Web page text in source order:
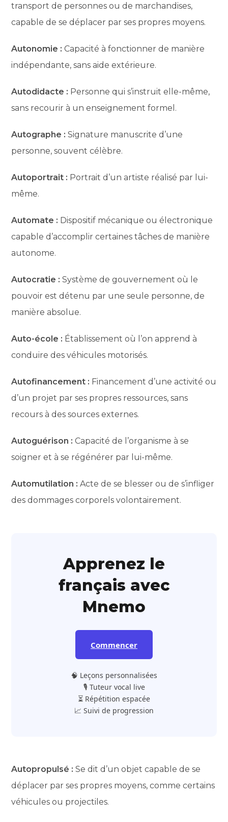
transport de personnes ou de marchandises,
capable de se déplacer par ses propres moyens.
Autonomie : Capacité à fonctionner de manière
indépendante, sans aide extérieure.
Autodidacte : Personne qui s’instruit elle-même,
sans recourir à un enseignement formel.
Autographe : Signature manuscrite d’une
personne, souvent célèbre.
Autoportrait : Portrait d’un artiste réalisé par lui-
même.
Automate : Dispositif mécanique ou électronique
capable d’accomplir certaines tâches de manière
autonome.
Autocratie : Système de gouvernement où le
pouvoir est détenu par une seule personne, de
manière absolue.
Auto-école : Établissement où l’on apprend à
conduire des véhicules motorisés.
Autofinancement : Financement d’une activité ou
d’un projet par ses propres ressources, sans
recours à des sources externes.
Autoguérison : Capacité de l’organisme à se
soigner et à se régénérer par lui-même.
Automutilation : Acte de se blesser ou de s’infliger
des dommages corporels volontairement.
Apprenez le
français avec
Mnemo
Commencer
🧠 Leçons personnalisées
🎙️ Tuteur vocal live
⏳ Répétition espacée
📈 Suivi de progression
Autopropulsé : Se dit d’un objet capable de se
déplacer par ses propres moyens, comme certains
véhicules ou projectiles.